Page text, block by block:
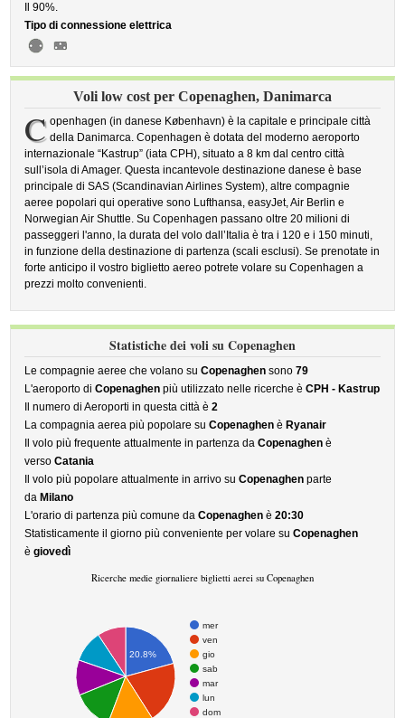
Il 90%.
Tipo di connessione elettrica
Voli low cost per Copenaghen, Danimarca
C openhagen (in danese København) è la capitale e principale città
della Danimarca. Copenhagen è dotata del moderno aeroporto
internazionale “Kastrup” (iata CPH), situato a 8 km dal centro città
sull’isola di Amager. Questa incantevole destinazione danese è base
principale di SAS (Scandinavian Airlines System), altre compagnie
aeree popolari qui operative sono Lufthansa, easyJet, Air Berlin e
Norwegian Air Shuttle. Su Copenhagen passano oltre 20 milioni di
passeggeri l'anno, la durata del volo dall’Italia è tra i 120 e i 150 minuti,
in funzione della destinazione di partenza (scali esclusi). Se prenotate in
forte anticipo il vostro biglietto aereo potrete volare su Copenhagen a
prezzi molto convenienti.
Statistiche dei voli su Copenaghen
Le compagnie aeree che volano suCopenaghen sono79
L'aeroporto diCopenaghen più utilizzato nelle ricerche èCPH - Kastrup
Il numero di Aeroporti in questa città è2
La compagnia aerea più popolare suCopenaghen è Ryanair
Il volo più frequente attualmente in partenza daCopenaghen è
versoCatania
Il volo più popolare attualmente in arrivo suCopenaghen parte
da Milano
L'orario di partenza più comune daCopenaghen è20:30
Statisticamente il giorno più conveniente per volare suCopenaghen
ègiovedì
Ricerche medie giornaliere biglietti aerei su Copenaghen
mer
ven
gio
sab
mar
lun
dom
20.8%